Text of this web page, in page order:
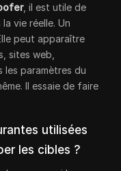
, il est utile de
vie réelle. Un
peut apparaître
sites web,
les paramètres du
Il essaie de faire
utilisées
les cibles ?